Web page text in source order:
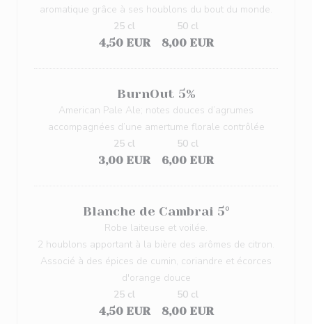
aromatique grâce à ses houblons du bout du monde.
4,50 EUR
25 cl
8,00 EUR
50 cl
BurnOut 5%
American Pale Ale; notes douces d’agrumes
accompagnées d’une amertume florale contrôlée
3,00 EUR
25 cl
6,00 EUR
50 cl
Blanche de Cambrai 5°
Robe laiteuse et voilée.
2 houblons apportant à la bière des arômes de citron.
Associé à des épices de cumin, coriandre et écorces
d'orange douce
4,50 EUR
25 cl
8,00 EUR
50 cl